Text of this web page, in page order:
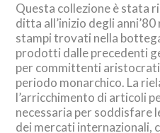
Questa collezione è stata
ditta all’inizio degli
stampi trovati nella
prodotti dalle precedenti
per committenti
periodo monarchico. La
l’arricchimento di articoli
necessaria per soddisfare
dei mercati internazionali,